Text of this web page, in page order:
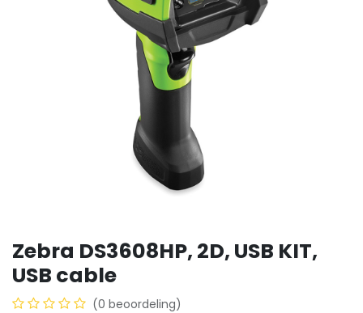
Zebra DS3608­HP, 2D, USB KIT,
USB cable
(0 beoordeling)